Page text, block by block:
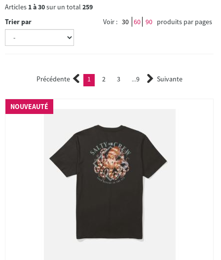
Articles 1à30sur un total 259
Trier par
Voir : 30 60 90 produits par pages
Précédente 1 (current)
2 3 ...9 Suivante
NOUVEAUTÉ